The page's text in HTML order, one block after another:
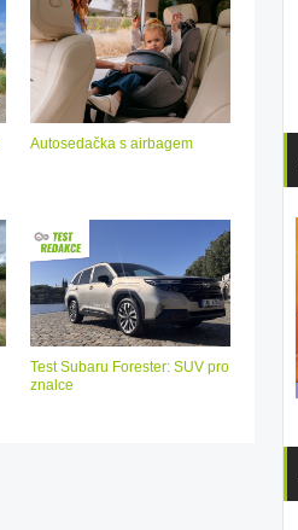
Autosedačka s airbagem
Test Subaru Forester: SUV pro
znalce